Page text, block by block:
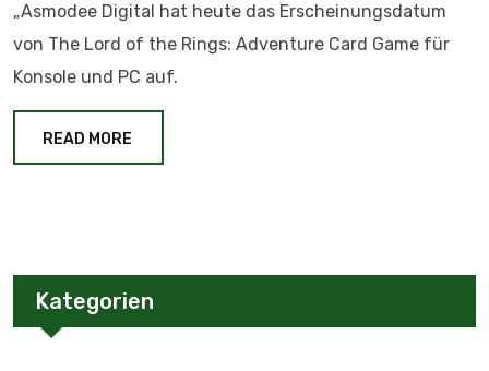
„Asmodee Digital hat heute das Erscheinungsdatum
von The Lord of the Rings: Adventure Card Game für
Konsole und PC auf.
READ MORE
Kategorien